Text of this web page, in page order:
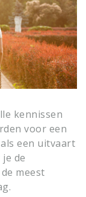
kennissen
voor een
een uitvaart
de
meest